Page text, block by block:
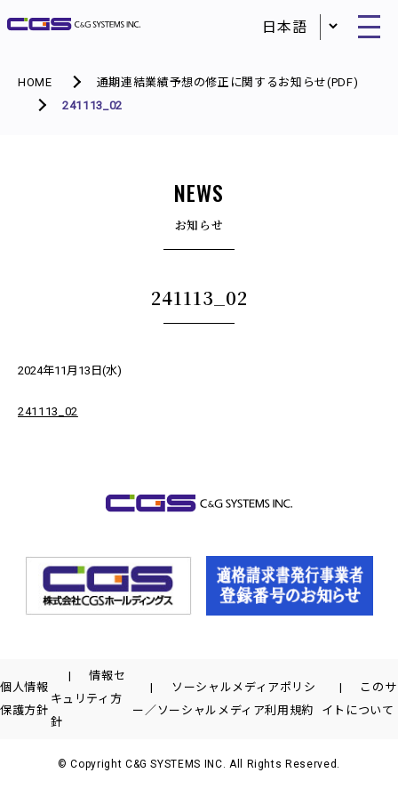
HOME
通期連結業績予想の修正に関するお知らせ(PDF)
241113_02
NEWS
お知らせ
241113_02
2024年11月13日(水)
241113_02
個人情報
保護方針
情報セ
キュリティ方
針
ソーシャルメディアポリシ
ー／ソーシャルメディア利用規約
このサ
イトについて
© Copyright C&G SYSTEMS INC. All Rights Reserved.